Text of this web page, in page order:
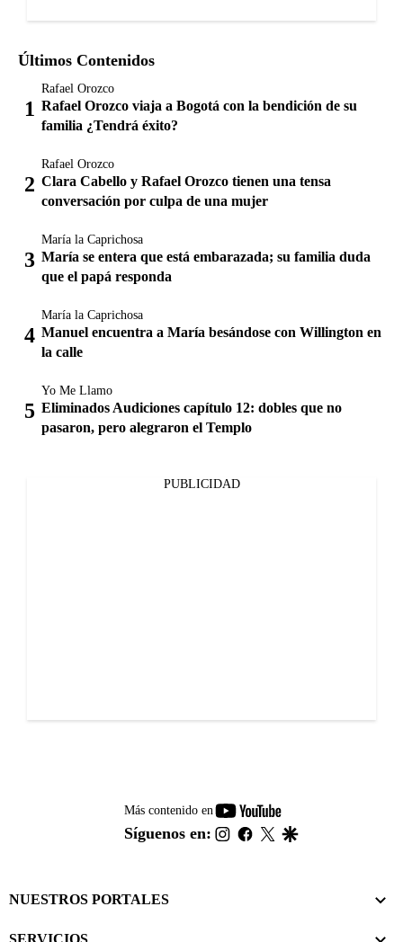
Últimos Contenidos
Rafael Orozco
Rafael Orozco viaja a Bogotá con la bendición de su
familia ¿Tendrá éxito?
Rafael Orozco
Clara Cabello y Rafael Orozco tienen una tensa
conversación por culpa de una mujer
María la Caprichosa
María se entera que está embarazada; su familia duda
que el papá responda
María la Caprichosa
Manuel encuentra a María besándose con Willington en
la calle
Yo Me Llamo
Eliminados Audiciones capítulo 12: dobles que no
pasaron, pero alegraron el Templo
PUBLICIDAD
Más contenido en
youtube-
footer
Síguenos en: instagram
facebook
twitter
NUESTROS PORTALES
SERVICIOS